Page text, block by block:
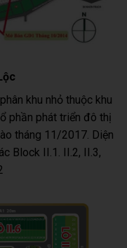
khu nhỏ thuộc khu
phần phát triển đô thị
tháng 11/2017. Diện
Block II.1. II.2, II.3,